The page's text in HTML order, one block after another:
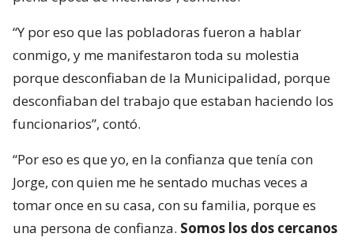
“Y por eso que las pobladoras fueron a hablar
conmigo, y me manifestaron toda su molestia
porque desconfiaban de la Municipalidad, porque
desconfiaban del trabajo que estaban haciendo los
funcionarios”, contó.
“Por eso es que yo, en la confianza que tenía con
Jorge, con quien me he sentado muchas veces a
tomar once en su casa, con su familia, porque es
una persona de confianza. Somos los dos cercanos